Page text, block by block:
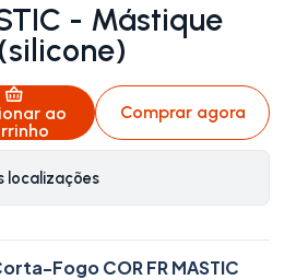
- Mástique
ao
Comprar agora
localizações
Fogo COR FR MASTIC